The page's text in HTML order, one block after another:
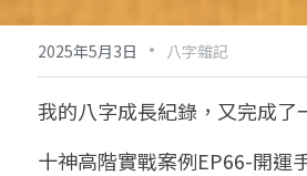
後天派陽宅
黃金會員專區
八字雜記
心靈成長
試閱專區
Podcast聽書
團隊訓練營
線上學苑
八字初階班1
命理商城
2025年5月3日 · 八字雜記
我的八字成長紀錄，又完成了
十神高階實戰案例EP66-開運